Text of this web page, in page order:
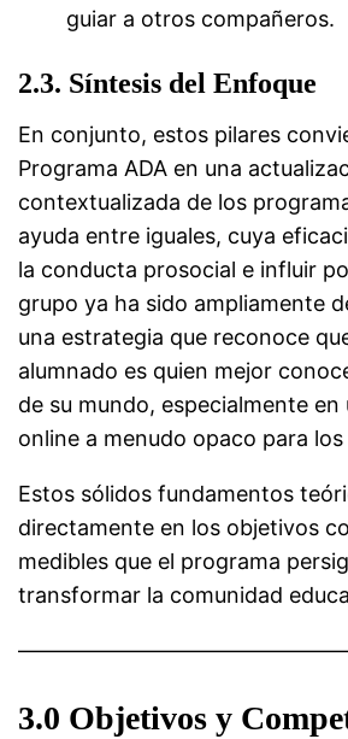
guiar a otros compañeros.
2.3. Síntesis del Enfoque
En conjunto, estos pilares
Programa ADA en una
contextualizada de los
ayuda entre iguales, cuya
la conducta prosocial e influir
grupo ya ha sido ampliamente
una estrategia que reconoce
alumnado es quien mejor
de su mundo, especialmente
online a menudo opaco para
Estos sólidos fundamentos
directamente en los objetivos
medibles que el programa
transformar la comunidad
3.0 Objetivos y